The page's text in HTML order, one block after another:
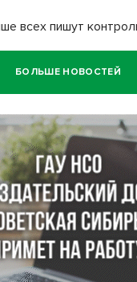
всех пишут
БОЛЬШЕ НОВОСТЕЙ